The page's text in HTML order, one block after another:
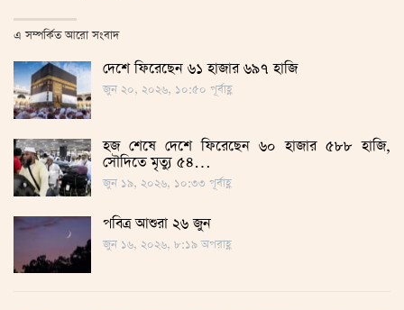
এ সম্পর্কিত আরো সংবাদ
দেশে ফিরেছেন ৬১ হাজার ৬৯৭ হাজি
জুন ২০, ২০২৬, ১০:৫০ পূর্বাহ্ণ
হজ শেষে দেশে ফিরেছেন ৬০ হাজার ৫৮৮ হাজি,
সৌদিতে মৃত্যু ৫৪…
জুন ১৯, ২০২৬, ১০:৩৩ পূর্বাহ্ণ
পবিত্র আশুরা ২৬ জুন
জুন ১৬, ২০২৬, ৮:১৯ অপরাহ্ণ